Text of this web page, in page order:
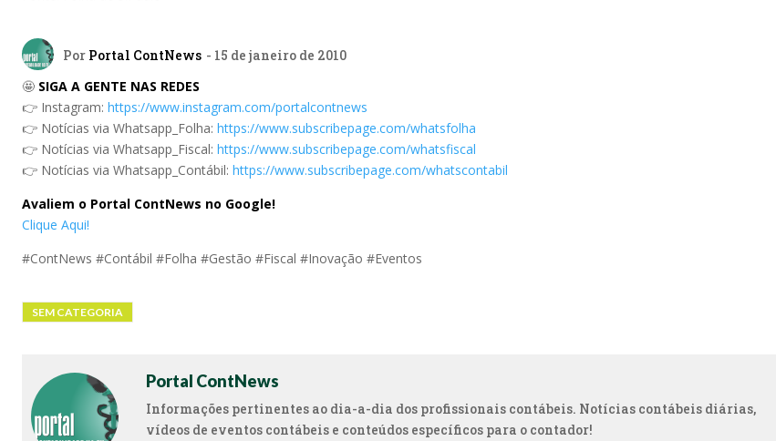
Por Portal ContNews - 15 de janeiro de 2010
🤩 SIGA A GENTE NAS REDES
👉 Instagram: https://www.instagram.com/portalcontnews
👉 Notícias via Whatsapp_Folha: https://www.subscribepage.com/whatsfolha
👉 Notícias via Whatsapp_Fiscal: https://www.subscribepage.com/whatsfiscal
👉 Notícias via Whatsapp_Contábil: https://www.subscribepage.com/whatscontabil
Avaliem o Portal ContNews no Google!
Clique Aqui!
#ContNews #Contábil #Folha #Gestão #Fiscal #Inovação #Eventos
SEM CATEGORIA
Portal ContNews
Informações pertinentes ao dia-a-dia dos profissionais contábeis. Notícias contábeis diárias,
vídeos de eventos contábeis e conteúdos específicos para o contador!